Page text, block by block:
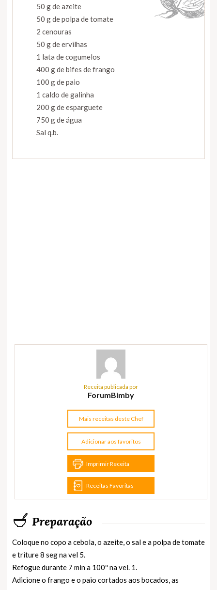
50 g de azeite
50 g de polpa de tomate
2 cenouras
50 g de ervilhas
1 lata de cogumelos
400 g de bifes de frango
100 g de paio
1 caldo de galinha
200 g de esparguete
750 g de água
Sal q.b.
Receita publicada por
ForumBimby
Mais receitas deste Chef
Adicionar aos favoritos
Imprimir Receita
Receitas Favoritas
Preparação
Coloque no copo a cebola, o azeite, o sal e a polpa de tomate
e triture 8 seg na vel 5.
Refogue durante 7 min a 100º na vel. 1.
Adicione o frango e o paio cortados aos bocados, as